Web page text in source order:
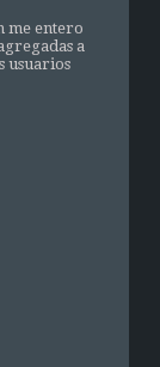
me entero
a
usuarios